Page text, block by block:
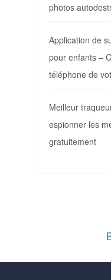
photos
Application de
pour enfants –
téléphone de
Meilleur
espionner les
gratuitement